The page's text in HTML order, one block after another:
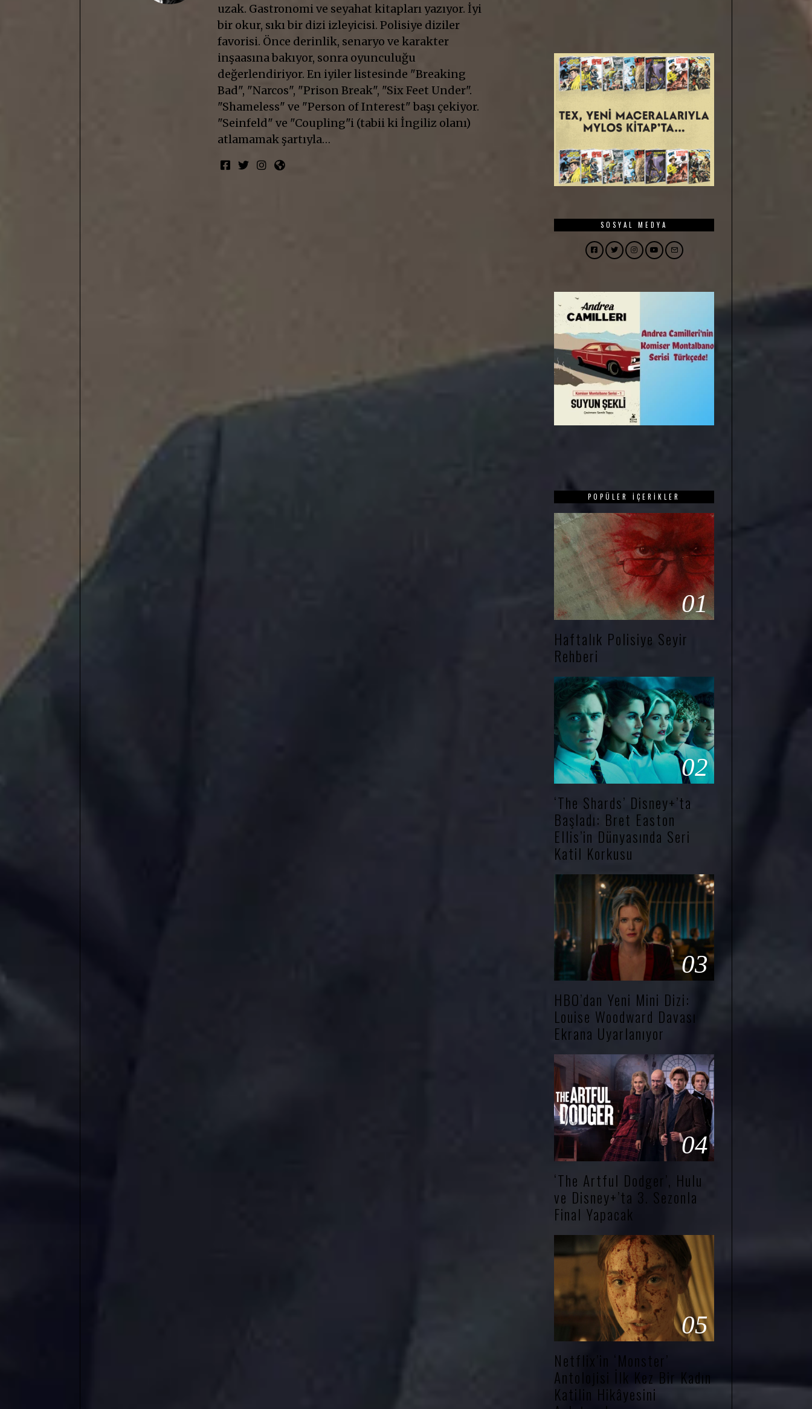
uzak. Gastronomi ve seyahat kitapları yazıyor. İyi
bir okur, sıkı bir dizi izleyicisi. Polisiye diziler
favorisi. Önce derinlik, senaryo ve karakter
inşaasına bakıyor, sonra oyunculuğu
değerlendiriyor. En iyiler listesinde "Breaking
Bad", "Narcos", "Prison Break", "Six Feet Under".
"Shameless" ve "Person of Interest" başı çekiyor.
"Seinfeld" ve "Coupling"i (tabii ki İngiliz olanı)
atlamamak şartıyla…
SOSYAL MEDYA
Facebook
TwitterInstagram
YouTube
Email
POPÜLER İÇERIKLER
01
Haftalık Polisiye Seyir
Rehberi
02
‘The Shards’ Disney+’ta
Başladı: Bret Easton
Ellis’in Dünyasında Seri
Katil Korkusu
03
HBO’dan Yeni Mini Dizi:
Louise Woodward Davası
Ekrana Uyarlanıyor
04
‘The Artful Dodger’, Hulu
ve Disney+’ta 3. Sezonla
Final Yapacak
05
Netflix’in ‘Monster’
Antolojisi İlk Kez Bir Kadın
Katilin Hikâyesini